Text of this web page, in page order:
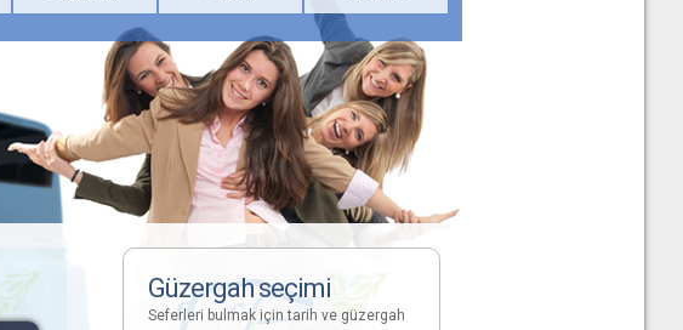
Güzergah seçimi
Seferleri bulmak için tarih ve güzergah